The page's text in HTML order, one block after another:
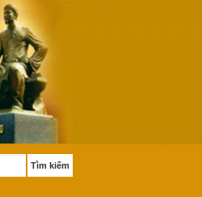
Tìm kiếm